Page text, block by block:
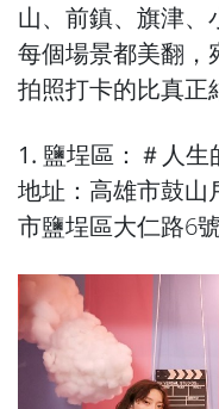
山、前鎮、旗津、
每個場景都美翻，
拍照打卡的比真正
1. 鹽埕區：＃人生
地址：高雄市鼓山
市鹽埕區大仁路6